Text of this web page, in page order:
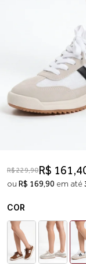
R$ 229,90R$
ou R$ 169,90 em até
COR